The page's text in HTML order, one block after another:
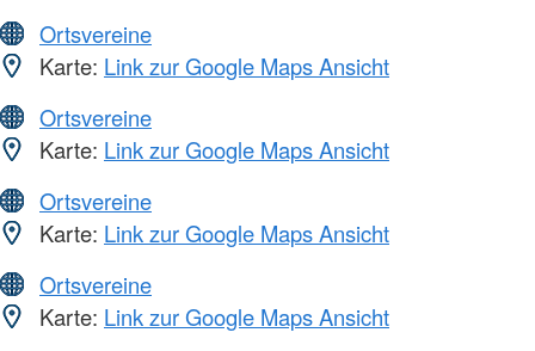
Ortsvereine
Karte: Link zur Google Maps Ansicht
Ortsvereine
Karte: Link zur Google Maps Ansicht
Ortsvereine
Karte: Link zur Google Maps Ansicht
Ortsvereine
Karte: Link zur Google Maps Ansicht